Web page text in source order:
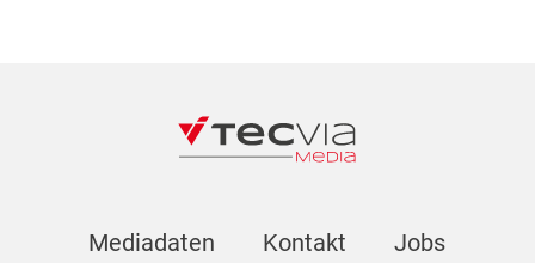
Mediadaten Kontakt Jobs